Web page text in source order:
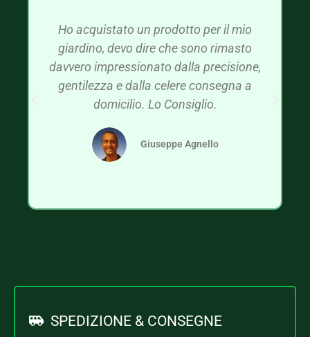
Ho acquistato un prodotto per il mio
giardino, devo dire che sono rimasto
davvero impressionato dalla precisione,
gentilezza e dalla celere consegna a
domicilio. Lo Consiglio.
Giuseppe Agnello
SPEDIZIONE & CONSEGNE